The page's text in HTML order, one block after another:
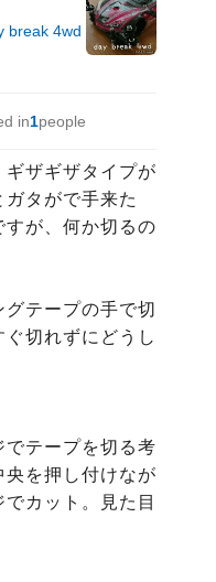
break 4wd
in1people
ザギザタイプが
タがで手来た
すが、何か切るの
テープの手で切
切れずにどうし
テープを切る考
央を押し付けなが
カット。見た目